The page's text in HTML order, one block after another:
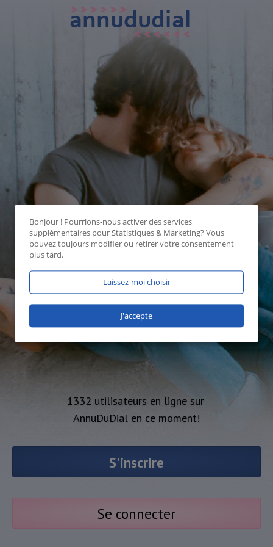
1332 utilisateurs en ligne sur
AnnuDuDial en ce moment!
S'inscrire
Se connecter
Bonjour ! Pourrions-nous activer des services
supplémentaires pourStatistiques & Marketing? Vous
pouvez toujours modifier ou retirer votre consentement
plus tard.
Laissez-moi choisir
J'accepte